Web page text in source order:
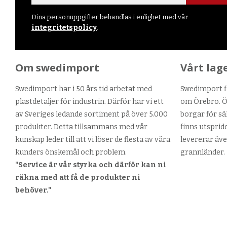
Dina personuppgifter behandlas i enlighet med vår
integritetspolicy.
Om swedimport
Swedimport har i 50 års tid arbetat med
plastdetaljer för industrin. Därför har vi ett
av Sveriges ledande sortiment på över 5.000
produkter. Detta tillsammans med vår
kunskap leder till att vi löser de flesta av våra
kunders önskemål och problem.
"Service är vår styrka och därför kan ni
räkna med att få de produkter ni
behöver."
Vårt
Swedimport
om Örebro.
borgar för
finns
levererar
grannländer.